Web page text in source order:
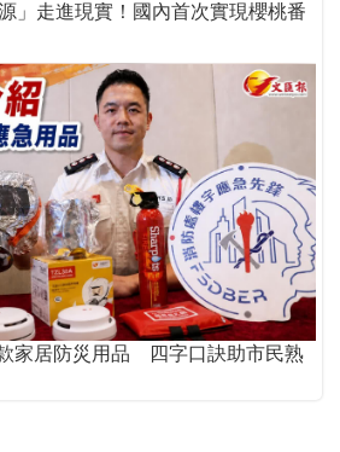
」走進現實！國內首次實現櫻桃番
家居防災用品 四字口訣助市民熟